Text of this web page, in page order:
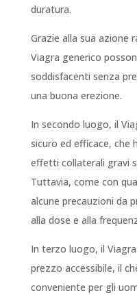
duratura.
Grazie alla sua azione
Viagra generico
soddisfacenti senza
una buona erezione.
In secondo luogo, il
sicuro ed efficace, che
effetti collaterali gravi
Tuttavia, come con
alcune precauzioni da
alla dose e alla
In terzo luogo, il
prezzo accessibile, il
conveniente per gli